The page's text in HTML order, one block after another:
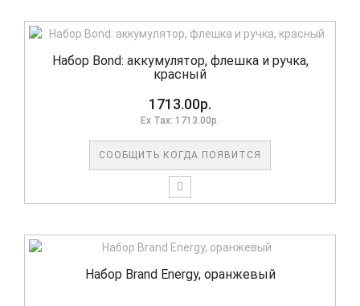
Набор Bond: аккумулятор, флешка и ручка,
красный
1713.00р.
Ex Tax: 1713.00р.
СООБЩИТЬ КОГДА ПОЯВИТСЯ
Набор Brand Energy, оранжевый